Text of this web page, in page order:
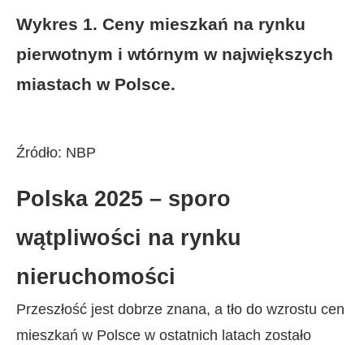
Wykres 1. Ceny mieszkań na rynku
pierwotnym i wtórnym w największych
miastach w Polsce.
Źródło: NBP
Polska 2025 – sporo
wątpliwości na rynku
nieruchomości
Przeszłość jest dobrze znana, a tło do wzrostu cen
mieszkań w Polsce w ostatnich latach zostało